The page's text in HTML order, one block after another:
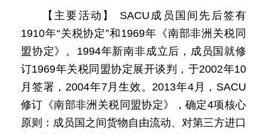
【主要活动】 SACU成员国间先后签有
1910年“关税协定”和1969年《南部非洲关税同
盟协定》。1994年新南非成立后，成员国就修
订1969年关税同盟协定展开谈判，于2002年10
月签署，2004年7月生效。2013年4月，SACU
修订《南部非洲关税同盟协定》，确定4项核心
原则：成员国之间货物自由流动、对第三方进口